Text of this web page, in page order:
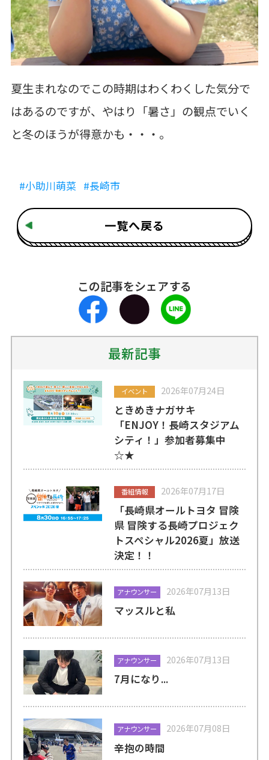
夏生まれなのでこの時期はわくわくした気分で
はあるのですが、やはり「暑さ」の観点でいく
と冬のほうが得意かも・・・。
#小助川萌菜 #長崎市
一覧へ戻る
この記事をシェアする
最新記事
イベント 2026年07月24日
ときめきナガサキ
「ENJOY！長崎スタジアム
シティ！」参加者募集中
☆★
番組情報 2026年07月17日
「長崎県オールトヨタ 冒険
県 冒険する長崎プロジェク
トスペシャル2026夏」放送
決定！！
アナウンサー 2026年07月13日
マッスルと私
アナウンサー 2026年07月13日
7月になり...
アナウンサー 2026年07月08日
辛抱の時間